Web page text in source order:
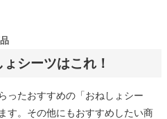
シーツはこれ！
ったおすすめの「おねしょシー
す。その他にもおすすめしたい商